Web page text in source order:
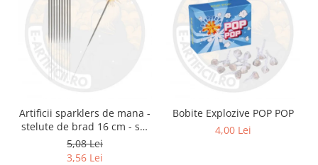
Artificii sparklers de mana -
stelute de brad 16 cm - set
10 buc
5,08 Lei
3,56 Lei
Bobite Explozive POP POP
4,00 Lei